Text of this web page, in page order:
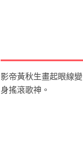
影帝黃秋生畫起眼線變
身搖滾歌神。